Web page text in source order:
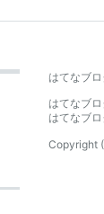
はてなブ
はてなブ
はてなブ
Copyright